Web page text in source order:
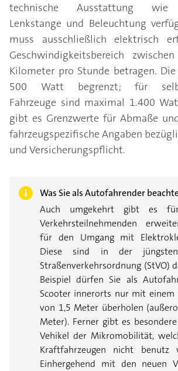
technische Ausstattung wie
Lenkstange und Beleuchtung
muss ausschließlich elektrisch
Geschwindigkeitsbereich
Kilometer pro Stunde betragen.
500 Watt begrenzt; für
Fahrzeuge sind maximal 1.400
gibt es Grenzwerte für Abmaße
fahrzeugspezifische Angaben
und Versicherungspflicht.
Was Sie als Autofahrender
Auch umgekehrt gibt es
Verkehrsteilnehmenden
für den Umgang mit
Diese sind in der
Straßenverkehrsordnung (StVO)
Beispiel dürfen Sie als
Scooter innerorts nur mit einem
von 1,5 Meter überholen
Meter). Ferner gibt es
Vehikel der Mikromobilität,
Kraftfahrzeugen nicht benutz
Einhergehend mit den neuen